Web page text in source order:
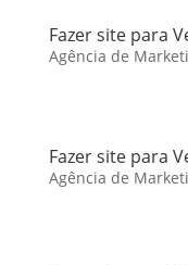
Fazer site para
Agência de
Fazer site para
Agência de